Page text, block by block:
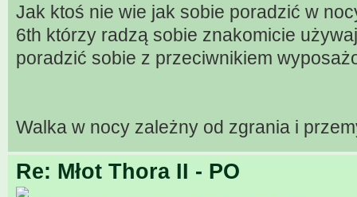
Jak ktoś nie wie jak sobie poradzić w
6th którzy radzą sobie znakomicie
poradzić sobie z przeciwnikiem
Walka w nocy zależny od zgrania i
Re: Młot Thora II - PO